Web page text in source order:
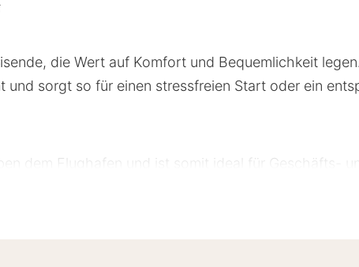
die Wert auf Komfort und Bequemlichkeit
sorgt so für einen stressfreien Start oder ein
dem Flughafen und ist somit ideal für Geschäfts-
oder zu Fuß erreichbar. Das Hotel ist auch ein